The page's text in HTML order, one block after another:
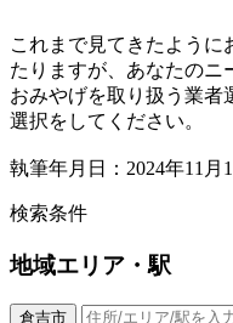
これまで見てきたように
たりますが、あなたのニ
おみやげを取り扱う業者
選択をしてください。
執筆年月日：2024年11月
検索条件
地域エリア・駅
倉吉市